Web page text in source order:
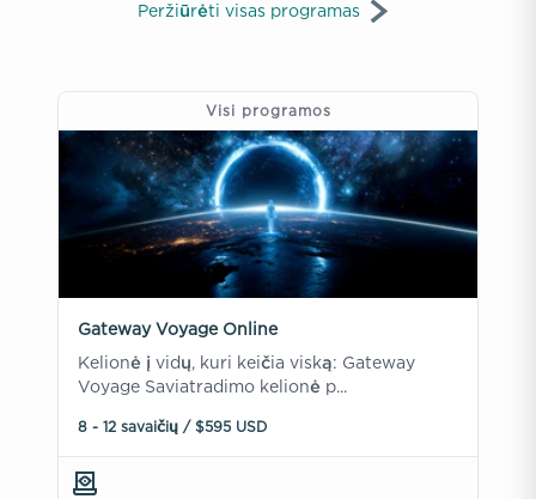
Peržiūrėti visas programas
Visi programos
Gateway Voyage Online
Kelionė į vidų, kuri keičia viską: Gateway
Voyage Saviatradimo kelionė p...
8 - 12 savaičių / $595 USD